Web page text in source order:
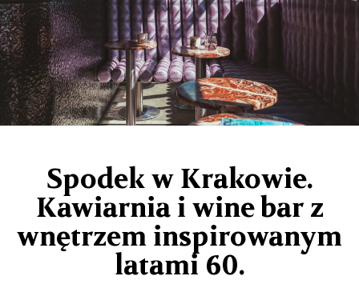
Spodek w Krakowie.
Kawiarnia i wine bar z
wnętrzem inspirowanym
latami 60.